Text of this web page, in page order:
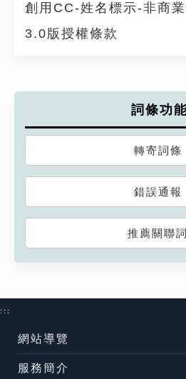
創用CC-姓名標示-非商
3.0版授權條款
詞條功
轉寄詞條
錯誤通報
推薦關聯詞
:::
網站導覽
服務簡介